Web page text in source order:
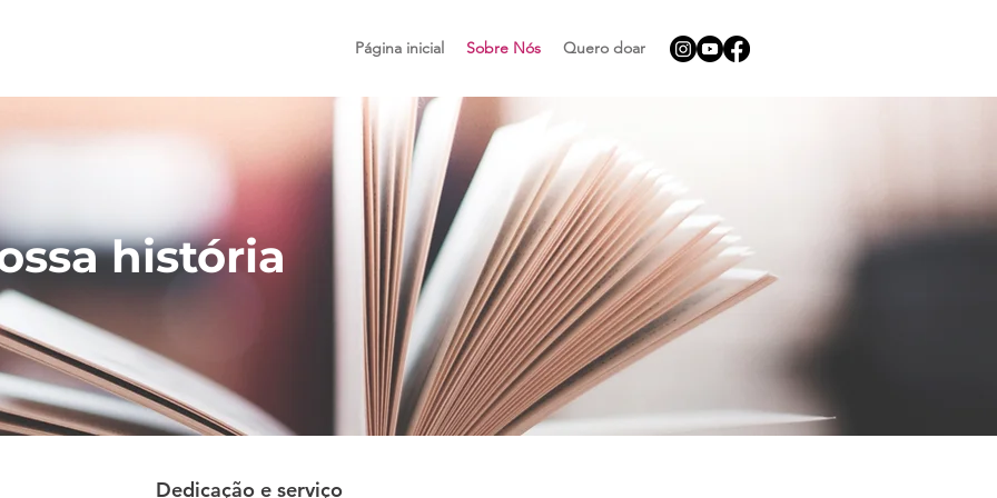
Página inicial Sobre Nós Quero doar
história
Dedicação e serviço